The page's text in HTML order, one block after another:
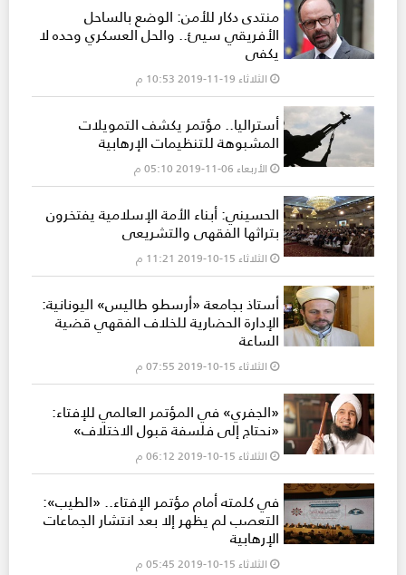
منتدى دكار للأمن: الوضع بالساحل
الأفريقي سيئ.. والحل العسكري وحده لا
يكفي
الثلاثاء 19-11-2019 10:53 م
أستراليا.. مؤتمر يكشف التمويلات
المشبوهة للتنظيمات الإرهابية
الأربعاء 06-11-2019 05:10 م
الحسيني: أبناء الأمة الإسلامية يفتخرون
بتراثها الفقهي والتشريعي
الثلاثاء 15-10-2019 11:21 م
أستاذ بجامعة «أرسطو طاليس» اليونانية:
الإدارة الحضارية للخلاف الفقهي قضية
الساعة
الثلاثاء 15-10-2019 07:55 م
«الجفري» في المؤتمر العالمي للإفتاء:
«نحتاج إلى فلسفة قبول الاختلاف»
الثلاثاء 15-10-2019 06:12 م
في كلمته أمام مؤتمر الإفتاء.. «الطيب»:
التعصب لم يظهر إلا بعد انتشار الجماعات
الإرهابية
الثلاثاء 15-10-2019 05:45 م